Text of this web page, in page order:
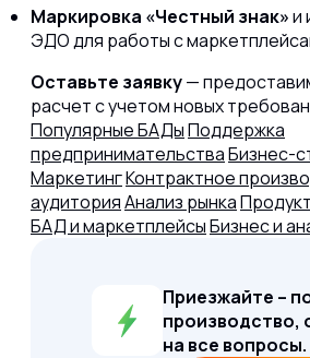
Маркировка «Честный знак»и
ЭДО для работы с
Оставьте заявку—
расчет с учетом новых
Популярные БАДыПоддержка
предпринимательстваБизнес-
МаркетингКонтрактное
аудиторияАнализ рынка
БАД и маркетплейсыБизнес и
Приезжайте –
производство,
на все вопросы.